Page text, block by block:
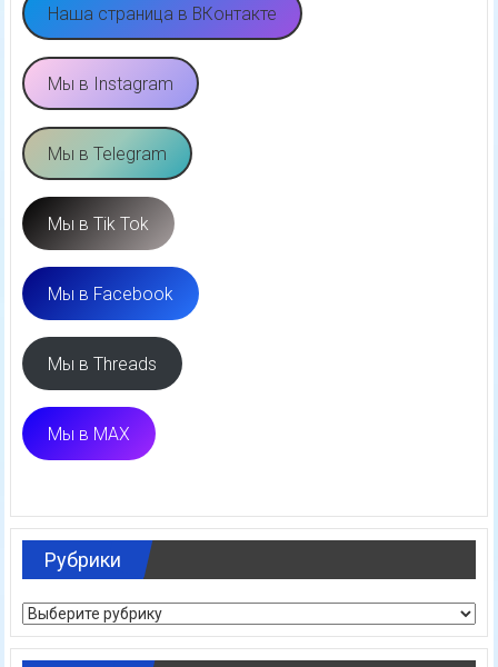
Наша страница в ВКонтакте
Мы в Instagram
Мы в Telegram
Мы в Tik Tok
Мы в Facebook
Мы в Threads
Мы в MAX
Рубрики
Рубрики